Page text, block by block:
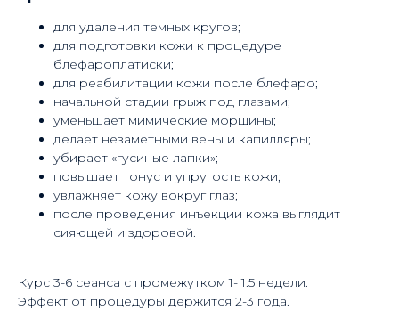
для удаления темных кругов;
для подготовки кожи к процедуре
блефароплатиски;
для реабилитации кожи после блефаро;
начальной стадии грыж под глазами;
уменьшает мимические морщины;
делает незаметными вены и капилляры;
убирает «гусиные лапки»;
повышает тонус и упругость кожи;
увлажняет кожу вокруг глаз;
после проведения инъекции кожа выглядит
сияющей и здоровой.
Курс 3-6 сеанса с промежутком 1- 1.5 недели.
Эффект от процедуры держится 2-3 года.